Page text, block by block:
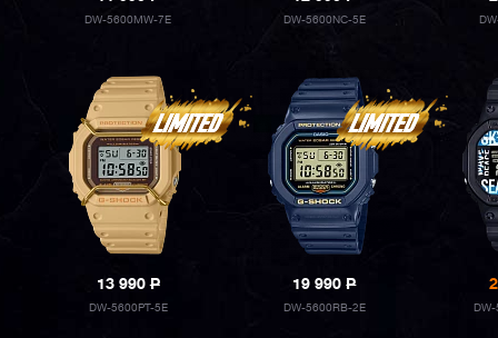
DW-5600MW-7E DW-5600NC-5E
13 990P
DW-5600PT-5E
19 990P
DW-5600RB-2E